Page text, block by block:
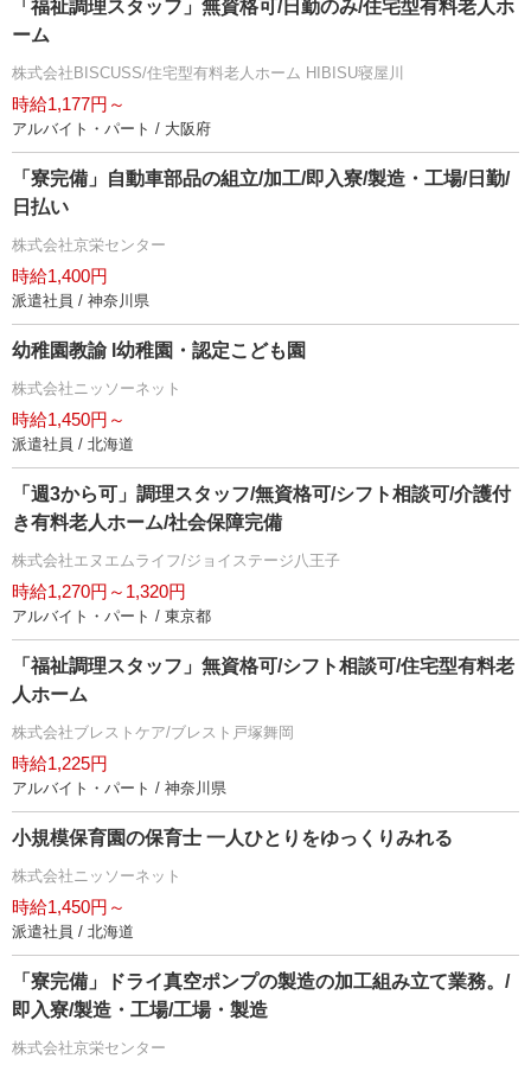
「福祉調理スタッフ」無資格可/日勤のみ/住宅型有料老人ホ
ーム
株式会社BISCUSS/住宅型有料老人ホーム HIBISU寝屋川
時給1,177円～
アルバイト・パート / 大阪府
「寮完備」自動車部品の組立/加工/即入寮/製造・工場/日勤/
日払い
株式会社京栄センター
時給1,400円
派遣社員 / 神奈川県
幼稚園教諭 l幼稚園・認定こども園
株式会社ニッソーネット
時給1,450円～
派遣社員 / 北海道
「週3から可」調理スタッフ/無資格可/シフト相談可/介護付
き有料老人ホーム/社会保障完備
株式会社エヌエムライフ/ジョイステージ八王子
時給1,270円～1,320円
アルバイト・パート / 東京都
「福祉調理スタッフ」無資格可/シフト相談可/住宅型有料老
人ホーム
株式会社ブレストケア/ブレスト戸塚舞岡
時給1,225円
アルバイト・パート / 神奈川県
小規模保育園の保育士 一人ひとりをゆっくりみれる
株式会社ニッソーネット
時給1,450円～
派遣社員 / 北海道
「寮完備」ドライ真空ポンプの製造の加工組み立て業務。/
即入寮/製造・工場/工場・製造
株式会社京栄センター